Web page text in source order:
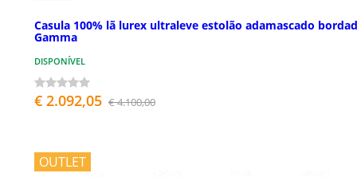
Casula 100% lã lurex ultraleve estolão adamascado
Gamma
DISPONÍVEL
€ 2.092,05 € 4.100,00
OUTLET